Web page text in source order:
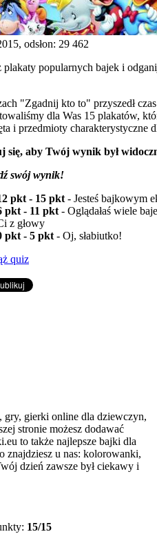
odsłon: 29 462
plakaty popularnych bajek i
"Zgadnij kto to" przyszedł
dla Was 15 plakatów,
i przedmioty charakterystyczne
się, aby Twój wynik był
swój wynik!
pkt - 15 pkt - Jesteś bajkowym
pkt - 11 pkt - Oglądałaś wiele
z głowy
pkt - 5 pkt - Oj, słabiutko!
quiz
gry, gierki online dla dziewczyn,
stronie możesz dodawać
to także najlepsze bajki dla
znajdziesz u nas: kolorowanki,
dzień zawsze był ciekawy i
15/15